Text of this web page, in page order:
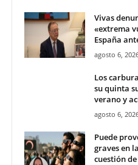
Vivas
«extrema
España
agosto 6,
Los
su quinta
verano y
agosto 6,
Puede
graves en
cuestión